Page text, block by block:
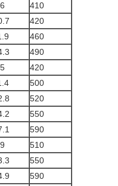
410
420
460
490
420
500
520
550
590
510
550
590